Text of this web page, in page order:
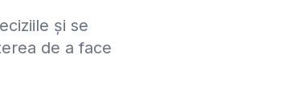
și se
de a face